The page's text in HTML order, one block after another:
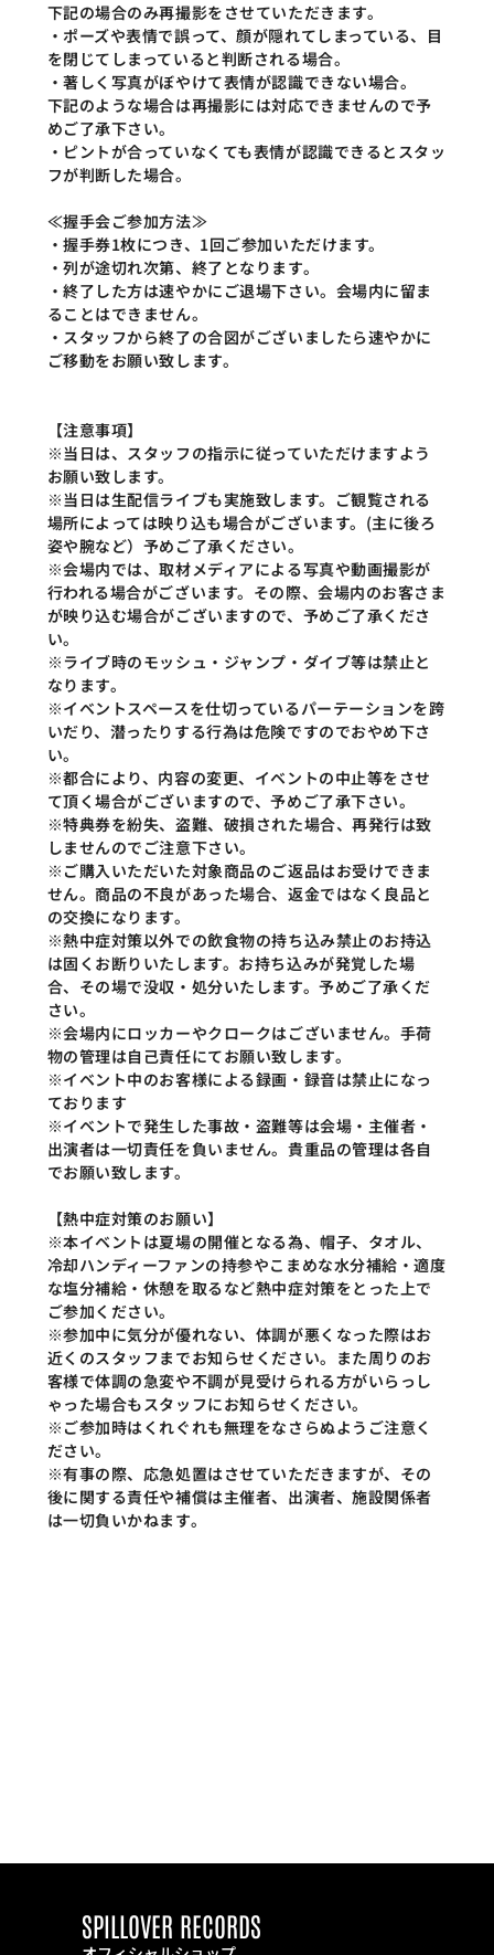
下記の場合のみ再撮影をさせていただきます。
・ポーズや表情で誤って、顔が隠れてしまっている、目
を閉じてしまっていると判断される場合。
・著しく写真がぼやけて表情が認識できない場合。
下記のような場合は再撮影には対応できませんので予
めご了承下さい。
・ピントが合っていなくても表情が認識できるとスタッ
フが判断した場合。
≪握手会ご参加方法≫
・握手券1枚につき、1回ご参加いただけます。
・列が途切れ次第、終了となります。
・終了した方は速やかにご退場下さい。会場内に留ま
ることはできません。
・スタッフから終了の合図がございましたら速やかに
ご移動をお願い致します。
【注意事項】
※当日は、スタッフの指示に従っていただけますよう
お願い致します。
※当日は生配信ライブも実施致します。ご観覧される
場所によっては映り込も場合がございます。(主に後ろ
姿や腕など）予めご了承ください。
※会場内では、取材メディアによる写真や動画撮影が
行われる場合がございます。その際、会場内のお客さま
が映り込む場合がございますので、予めご了承くださ
い。
※ライブ時のモッシュ・ジャンプ・ダイブ等は禁止と
なります。
※イベントスペースを仕切っているパーテーションを跨
いだり、潜ったりする行為は危険ですのでおやめ下さ
い。
※都合により、内容の変更、イベントの中止等をさせ
て頂く場合がございますので、予めご了承下さい。
※特典券を紛失、盗難、破損された場合、再発行は致
しませんのでご注意下さい。
※ご購入いただいた対象商品のご返品はお受けできま
せん。商品の不良があった場合、返金ではなく良品と
の交換になります。
※熱中症対策以外での飲食物の持ち込み禁止のお持込
は固くお断りいたします。お持ち込みが発覚した場
合、その場で没収・処分いたします。予めご了承くだ
さい。
※会場内にロッカーやクロークはございません。手荷
物の管理は自己責任にてお願い致します。
※イベント中のお客様による録画・録音は禁止になっ
ております
※イベントで発生した事故・盗難等は会場・主催者・
出演者は一切責任を負いません。貴重品の管理は各自
でお願い致します。
【熱中症対策のお願い】
※本イベントは夏場の開催となる為、帽子、タオル、
冷却ハンディーファンの持参やこまめな水分補給・適度
な塩分補給・休憩を取るなど熱中症対策をとった上で
ご参加ください。
※参加中に気分が優れない、体調が悪くなった際はお
近くのスタッフまでお知らせください。また周りのお
客様で体調の急変や不調が見受けられる方がいらっし
ゃった場合もスタッフにお知らせください。
※ご参加時はくれぐれも無理をなさらぬようご注意く
ださい。
※有事の際、応急処置はさせていただきますが、その
後に関する責任や補償は主催者、出演者、施設関係者
は一切負いかねます。
SPILLOVER RECORDS